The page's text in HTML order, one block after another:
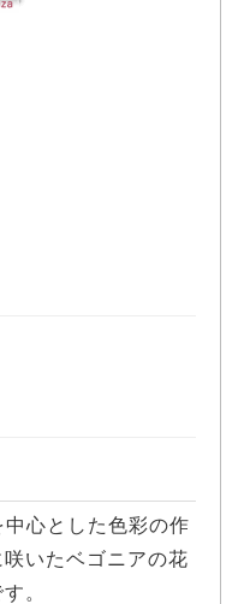
心とした色彩の作
いたベゴニアの花
。